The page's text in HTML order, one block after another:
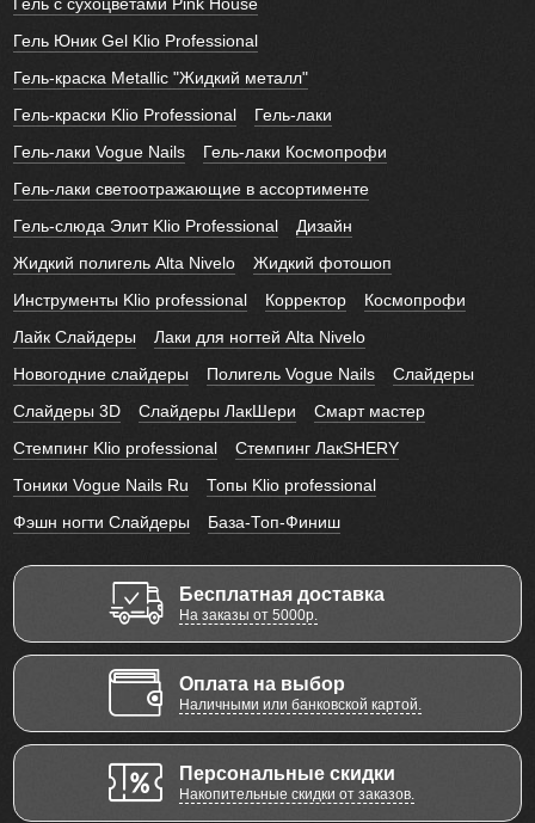
Гель с сухоцветами Pink House
Гель Юник Gel Klio Professional
Гель-краска Metallic "Жидкий металл"
Гель-краски Klio Professional
Гель-лаки
Гель-лаки Vogue Nails
Гель-лаки Космопрофи
Гель-лаки светоотражающие в ассортименте
Гель-слюда Элит Klio Professional
Дизайн
Жидкий полигель Alta Nivelo
Жидкий фотошоп
Инструменты Klio professional
Корректор
Космопрофи
Лайк Слайдеры
Лаки для ногтей Alta Nivelo
Новогодние слайдеры
Полигель Vogue Nails
Слайдеры
Слайдеры 3D
Слайдеры ЛакШери
Смарт мастер
Стемпинг Klio professional
Стемпинг ЛакSHERY
Тоники Vogue Nails Ru
Топы Klio professional
Фэшн ногти Слайдеры
База-Топ-Финиш
Бесплатная доставка
На заказы от 5000р.
Оплата на выбор
Наличными или банковской картой.
Персональные скидки
Накопительные скидки от заказов.